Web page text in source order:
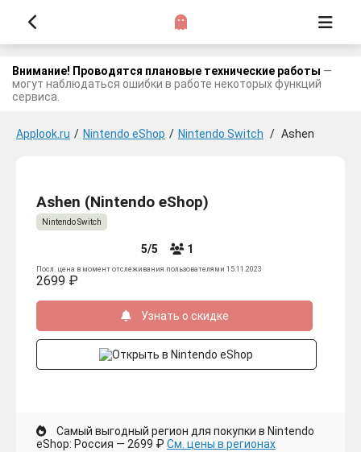
Внимание! Проводятся плановые технические работы —
могут наблюдаться ошибки в работе некоторых функций
сервиса.
Applook.ru / Nintendo eShop / Nintendo Switch / Ashen
Ashen (Nintendo eShop)
Nintendo Switch
5/5 1
Посл. цена в момент отслеживания пользователями 15.11.2023
2699 ₽
Узнать о скидке
Самый выгодный регион для покупки в Nintendo
eShop: Россия — 2699 ₽ См. цены в регионах